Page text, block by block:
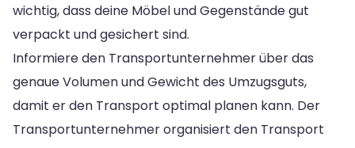
wichtig, dass deine Möbel und Gegenstände gut
verpackt und gesichert sind.
Informiere den Transportunternehmer über das
genaue Volumen und Gewicht des Umzugsguts,
damit er den Transport optimal planen kann. Der
Transportunternehmer organisiert den Transport